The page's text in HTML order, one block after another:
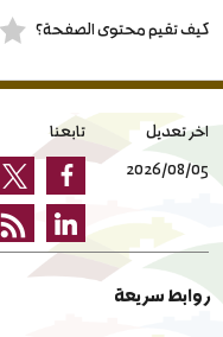
كيف تقيم محتوى الصفحة؟
اخر تعديل
2026/08/05
تابعنا
روابط سريعة